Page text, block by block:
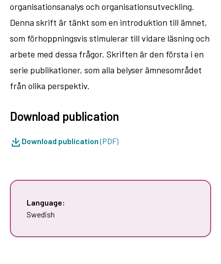
organisationsanalys och organisationsutveckling.
Denna skrift är tänkt som en introduktion till ämnet,
som förhoppningsvis stimulerar till vidare läsning och
arbete med dessa frågor. Skriften är den första i en
serie publikationer, som alla belyser ämnesområdet
från olika perspektiv.
Download publication
Download publication(PDF)
Language:
Swedish